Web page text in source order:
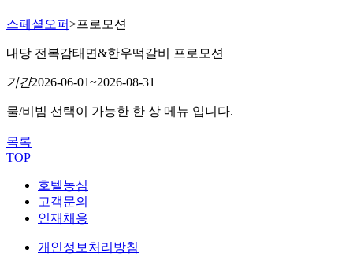
스페셜오퍼>프로모션
내당 전복감태면&한우떡갈비 프로모션
기간2026-06-01~2026-08-31
물/비빔 선택이 가능한 한 상 메뉴 입니다.
목록
TOP
호텔농심
고객문의
인재채용
개인정보처리방침